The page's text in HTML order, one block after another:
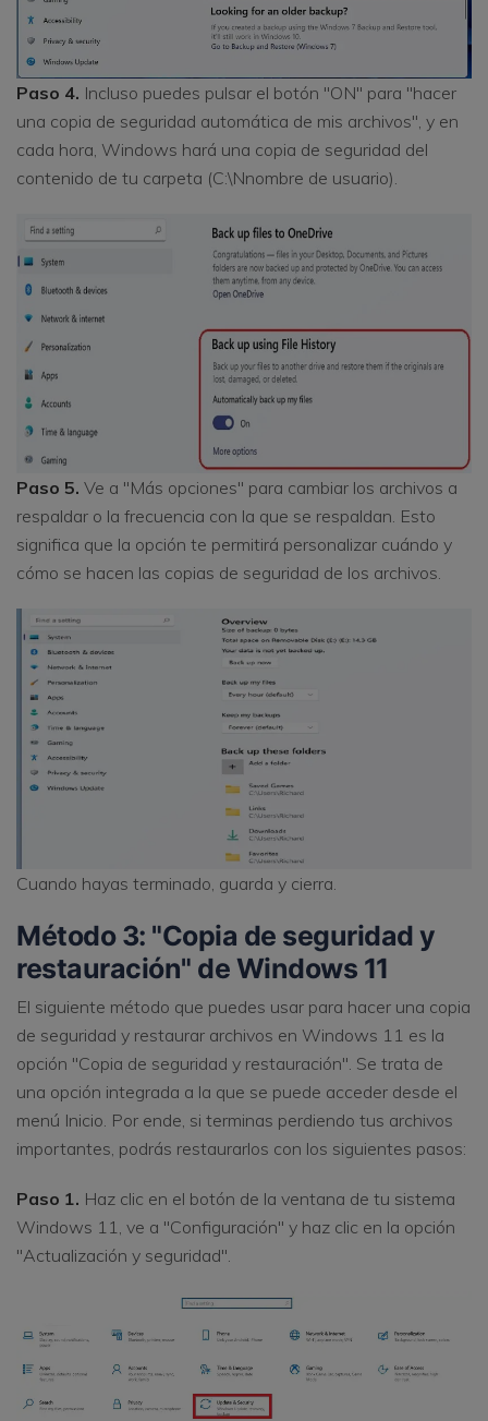
Paso 4. Incluso puedes pulsar el botón "ON" para "hacer
una copia de seguridad automática de mis archivos", y en
cada hora, Windows hará una copia de seguridad del
contenido de tu carpeta (C:\Nnombre de usuario).
Paso 5. Ve a "Más opciones" para cambiar los archivos a
respaldar o la frecuencia con la que se respaldan. Esto
significa que la opción te permitirá personalizar cuándo y
cómo se hacen las copias de seguridad de los archivos.
Cuando hayas terminado, guarda y cierra.
Método 3: "Copia de seguridad y
restauración" de Windows 11
El siguiente método que puedes usar para hacer una copia
de seguridad y restaurar archivos en Windows 11 es la
opción "Copia de seguridad y restauración". Se trata de
una opción integrada a la que se puede acceder desde el
menú Inicio. Por ende, si terminas perdiendo tus archivos
importantes, podrás restaurarlos con los siguientes pasos:
Paso 1. Haz clic en el botón de la ventana de tu sistema
Windows 11, ve a "Configuración" y haz clic en la opción
"Actualización y seguridad".